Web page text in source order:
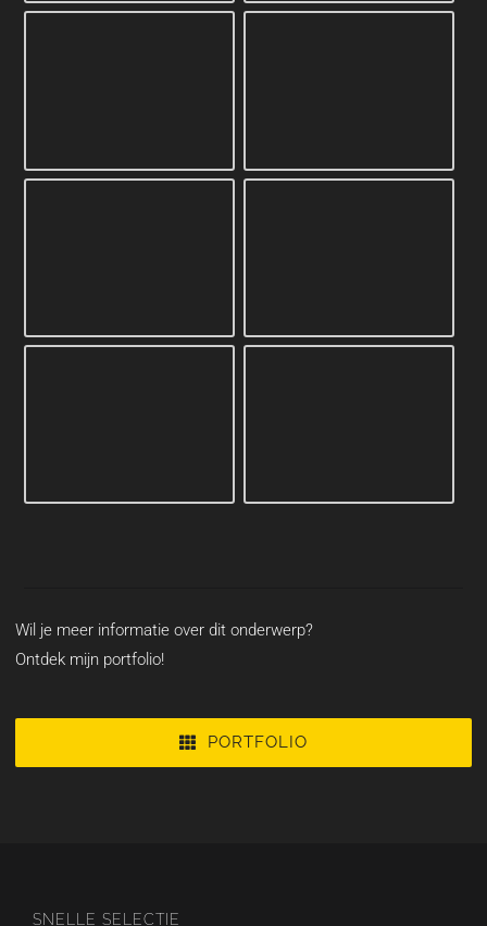
Wil je meer informatie over dit onderwerp?
Ontdek mijn portfolio!
PORTFOLIO
SNELLE SELECTIE